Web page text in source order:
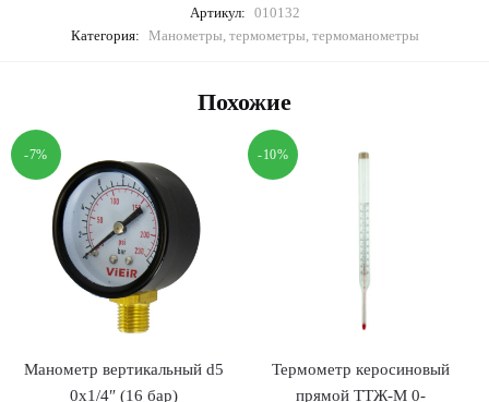
Артикул: 010132
Категория: Манометры, термометры, термоманометры
Похожие
-7%
Манометр вертикальный d5
0x1/4″ (16 бар)
-10%
Термометр керосиновый
прямой ТТЖ-М 0-